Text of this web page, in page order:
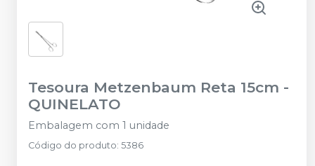
Tesoura Metzenbaum Reta 15cm -
QUINELATO
Embalagem com 1 unidade
Código do produto: 5386